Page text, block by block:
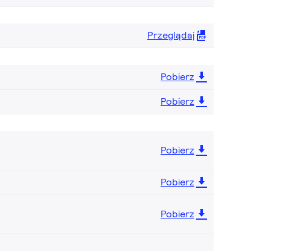
Przeglądaj
Pobierz
Pobierz
Pobierz
Pobierz
Pobierz